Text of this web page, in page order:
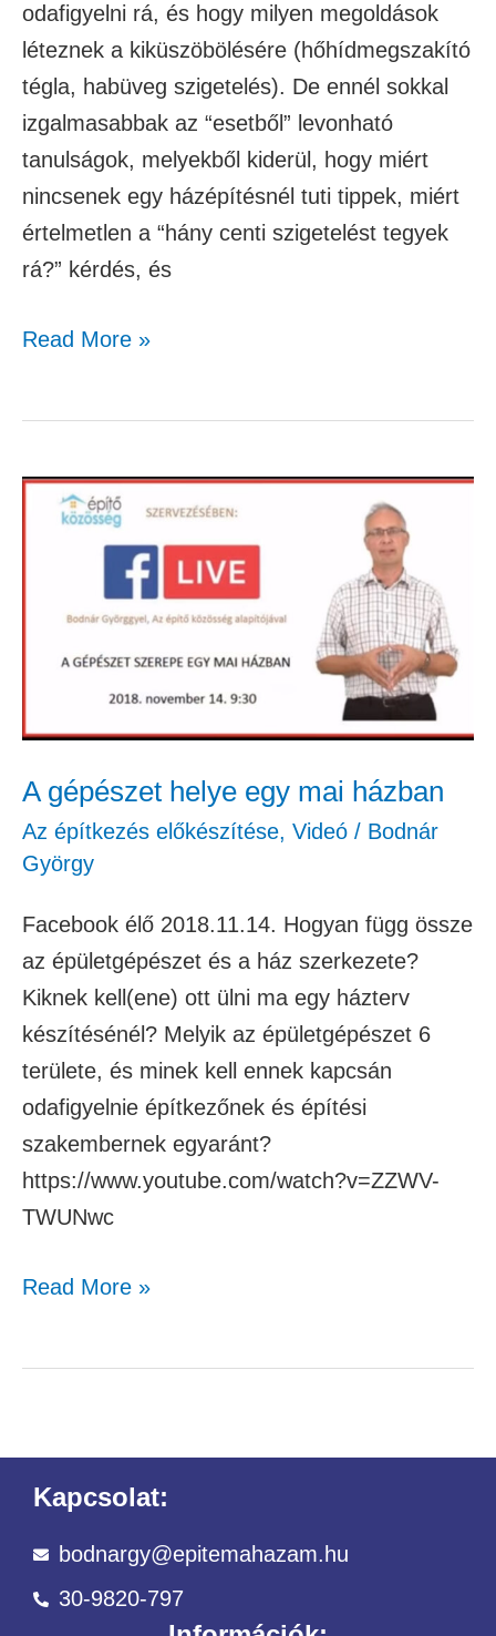
odafigyelni rá, és hogy milyen megoldások
léteznek a kiküszöbölésére (hőhídmegszakító
tégla, habüveg szigetelés). De ennél sokkal
izgalmasabbak az “esetből” levonható
tanulságok, melyekből kiderül, hogy miért
nincsenek egy házépítésnél tuti tippek, miért
értelmetlen a “hány centi szigetelést tegyek
rá?” kérdés, és
Read More »
A gépészet helye egy mai házban
Az építkezés előkészítése, Videó / Bodnár
György
Facebook élő 2018.11.14. Hogyan függ össze
az épületgépészet és a ház szerkezete?
Kiknek kell(ene) ott ülni ma egy házterv
készítésénél? Melyik az épületgépészet 6
területe, és minek kell ennek kapcsán
odafigyelnie építkezőnek és építési
szakembernek egyaránt?
https://www.youtube.com/watch?v=ZZWV-
TWUNwc
gépészet
házban
Read More »
Kapcsolat:
bodnargy@epitemahazam.hu
30-9820-797